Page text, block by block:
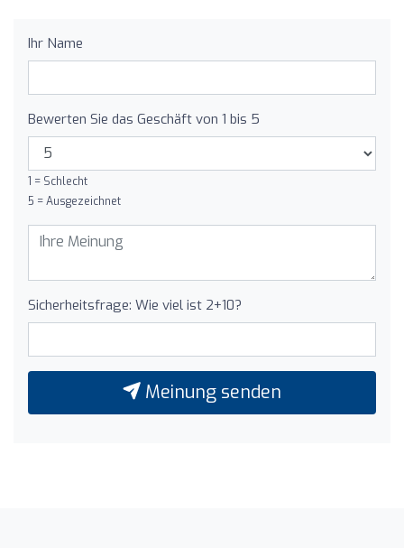
Ihr Name
Bewerten Sie das Geschäft von 1 bis 5
1 = Schlecht
5 = Ausgezeichnet
Sicherheitsfrage: Wie viel ist 2+10?
Meinung senden